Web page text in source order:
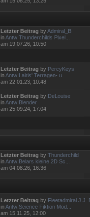
Letzter Beitrag byAdmiral_B
inAntw:Thunderchilds Pixel...
am 19.07.26, 10:50
Letzter Beitrag by PercyKeys
inAntw:Lairis' Terragen- u...
am 22.01.23, 10:48
Letzter Beitrag by DeLouise
inAntw:Blender
am 25.09.24, 17:04
Letzter Beitrag by Thunderchild
inAntw:Belars kleine 2D Sc...
am 04.08.26, 16:36
Letzter Beitrag by Fleetadmiral J.J.
inAntw:Science Fiktion Mod...
am 15.11.25, 12:00